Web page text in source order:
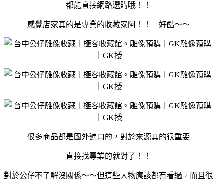
都能直接網路選購哦！！
感覺店家真的是專業的收藏家阿！！！好酷～～
很多商品都是國外進口的，對於來源真的很重要
直接找專業的就對了！！
對於公仔不了解沒關係～～但這些人物應該都有看過，而且很